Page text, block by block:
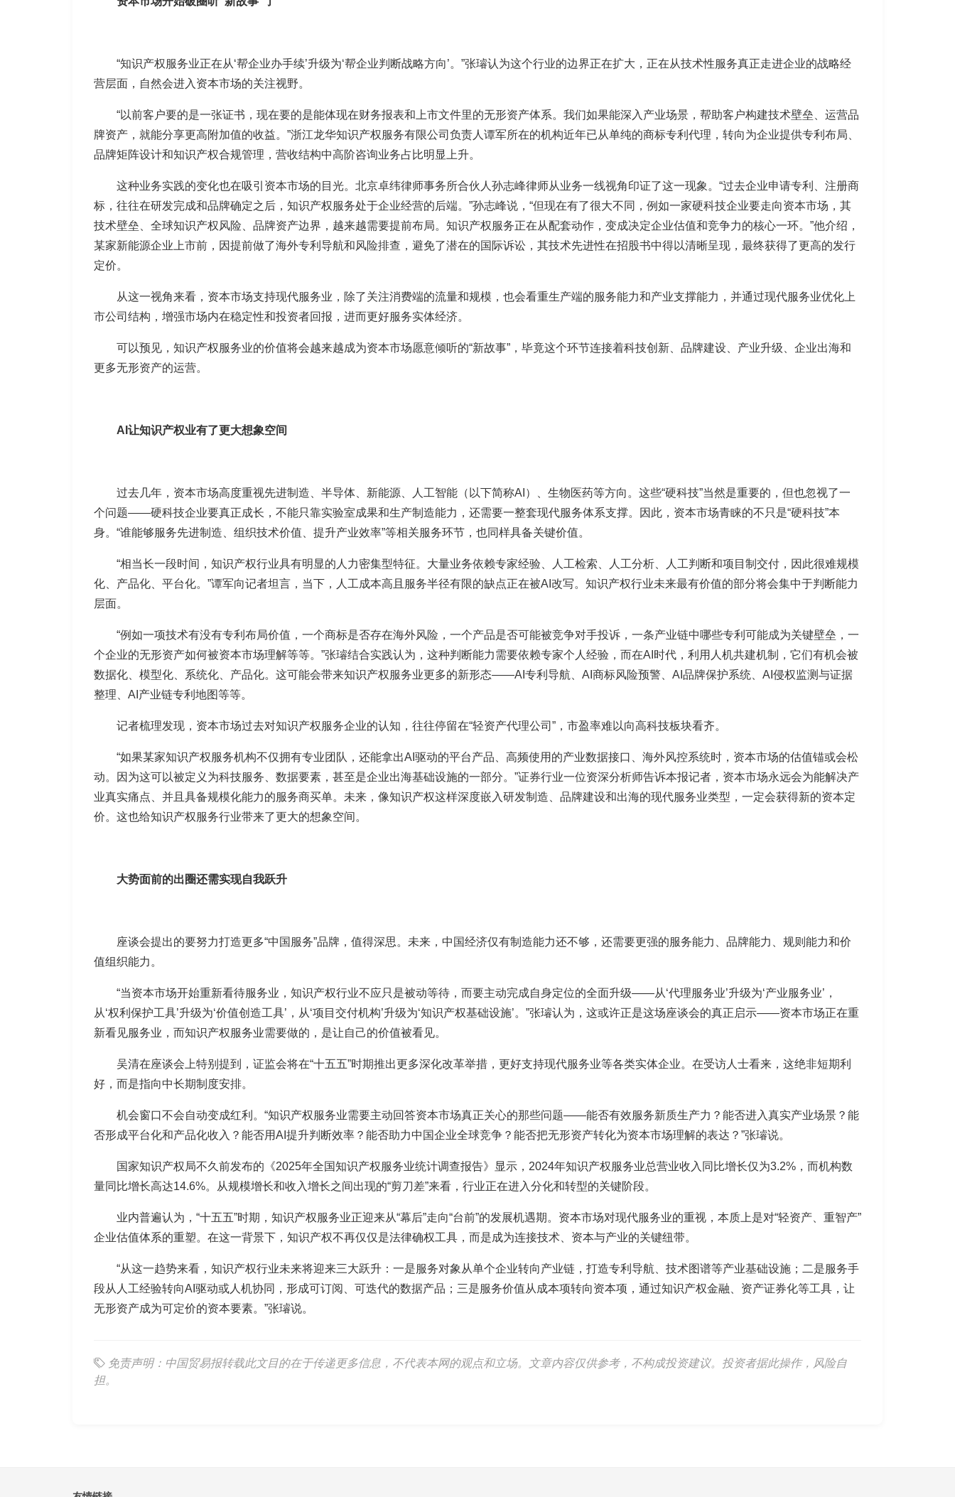
“知识产权服务业正在从‘帮企业办手续’升级为‘帮企业判断战略方向’。”张璿认为这个行业的边界正在扩大，正在从技术性服务真正走进企业的战略经
营层面，自然会进入资本市场的关注视野。
“以前客户要的是一张证书，现在要的是能体现在财务报表和上市文件里的无形资产体系。我们如果能深入产业场景，帮助客户构建技术壁垒、运营品
牌资产，就能分享更高附加值的收益。”浙江龙华知识产权服务有限公司负责人谭军所在的机构近年已从单纯的商标专利代理，转向为企业提供专利布局、
品牌矩阵设计和知识产权合规管理，营收结构中高阶咨询业务占比明显上升。
这种业务实践的变化也在吸引资本市场的目光。北京卓纬律师事务所合伙人孙志峰律师从业务一线视角印证了这一现象。“过去企业申请专利、注册商
标，往往在研发完成和品牌确定之后，知识产权服务处于企业经营的后端。”孙志峰说，“但现在有了很大不同，例如一家硬科技企业要走向资本市场，其
技术壁垒、全球知识产权风险、品牌资产边界，越来越需要提前布局。知识产权服务正在从配套动作，变成决定企业估值和竞争力的核心一环。”他介绍，
某家新能源企业上市前，因提前做了海外专利导航和风险排查，避免了潜在的国际诉讼，其技术先进性在招股书中得以清晰呈现，最终获得了更高的发行
定价。
从这一视角来看，资本市场支持现代服务业，除了关注消费端的流量和规模，也会看重生产端的服务能力和产业支撑能力，并通过现代服务业优化上
市公司结构，增强市场内在稳定性和投资者回报，进而更好服务实体经济。
可以预见，知识产权服务业的价值将会越来越成为资本市场愿意倾听的“新故事”，毕竟这个环节连接着科技创新、品牌建设、产业升级、企业出海和
更多无形资产的运营。
AI让知识产权业有了更大想象空间
过去几年，资本市场高度重视先进制造、半导体、新能源、人工智能（以下简称AI）、生物医药等方向。这些“硬科技”当然是重要的，但也忽视了一
个问题——硬科技企业要真正成长，不能只靠实验室成果和生产制造能力，还需要一整套现代服务体系支撑。因此，资本市场青睐的不只是“硬科技”本
身。“谁能够服务先进制造、组织技术价值、提升产业效率”等相关服务环节，也同样具备关键价值。
“相当长一段时间，知识产权行业具有明显的人力密集型特征。大量业务依赖专家经验、人工检索、人工分析、人工判断和项目制交付，因此很难规模
化、产品化、平台化。”谭军向记者坦言，当下，人工成本高且服务半径有限的缺点正在被AI改写。知识产权行业未来最有价值的部分将会集中于判断能力
层面。
“例如一项技术有没有专利布局价值，一个商标是否存在海外风险，一个产品是否可能被竞争对手投诉，一条产业链中哪些专利可能成为关键壁垒，一
个企业的无形资产如何被资本市场理解等等。”张璿结合实践认为，这种判断能力需要依赖专家个人经验，而在AI时代，利用人机共建机制，它们有机会被
数据化、模型化、系统化、产品化。这可能会带来知识产权服务业更多的新形态——AI专利导航、AI商标风险预警、AI品牌保护系统、AI侵权监测与证据
整理、AI产业链专利地图等等。
记者梳理发现，资本市场过去对知识产权服务企业的认知，往往停留在“轻资产代理公司”，市盈率难以向高科技板块看齐。
“如果某家知识产权服务机构不仅拥有专业团队，还能拿出AI驱动的平台产品、高频使用的产业数据接口、海外风控系统时，资本市场的估值锚或会松
动。因为这可以被定义为科技服务、数据要素，甚至是企业出海基础设施的一部分。”证券行业一位资深分析师告诉本报记者，资本市场永远会为能解决产
业真实痛点、并且具备规模化能力的服务商买单。未来，像知识产权这样深度嵌入研发制造、品牌建设和出海的现代服务业类型，一定会获得新的资本定
价。这也给知识产权服务行业带来了更大的想象空间。
大势面前的出圈还需实现自我跃升
座谈会提出的要努力打造更多“中国服务”品牌，值得深思。未来，中国经济仅有制造能力还不够，还需要更强的服务能力、品牌能力、规则能力和价
值组织能力。
“当资本市场开始重新看待服务业，知识产权行业不应只是被动等待，而要主动完成自身定位的全面升级——从‘代理服务业’升级为‘产业服务业’，
从‘权利保护工具’升级为‘价值创造工具’，从‘项目交付机构’升级为‘知识产权基础设施’。”张璿认为，这或许正是这场座谈会的真正启示——资本市场正在重
新看见服务业，而知识产权服务业需要做的，是让自己的价值被看见。
吴清在座谈会上特别提到，证监会将在“十五五”时期推出更多深化改革举措，更好支持现代服务业等各类实体企业。在受访人士看来，这绝非短期利
好，而是指向中长期制度安排。
机会窗口不会自动变成红利。“知识产权服务业需要主动回答资本市场真正关心的那些问题——能否有效服务新质生产力？能否进入真实产业场景？能
否形成平台化和产品化收入？能否用AI提升判断效率？能否助力中国企业全球竞争？能否把无形资产转化为资本市场理解的表达？”张璿说。
国家知识产权局不久前发布的《2025年全国知识产权服务业统计调查报告》显示，2024年知识产权服务业总营业收入同比增长仅为3.2%，而机构数
量同比增长高达14.6%。从规模增长和收入增长之间出现的“剪刀差”来看，行业正在进入分化和转型的关键阶段。
业内普遍认为，“十五五”时期，知识产权服务业正迎来从“幕后”走向“台前”的发展机遇期。资本市场对现代服务业的重视，本质上是对“轻资产、重智产”
企业估值体系的重塑。在这一背景下，知识产权不再仅仅是法律确权工具，而是成为连接技术、资本与产业的关键纽带。
“从这一趋势来看，知识产权行业未来将迎来三大跃升：一是服务对象从单个企业转向产业链，打造专利导航、技术图谱等产业基础设施；二是服务手
段从人工经验转向AI驱动或人机协同，形成可订阅、可迭代的数据产品；三是服务价值从成本项转向资本项，通过知识产权金融、资产证券化等工具，让
无形资产成为可定价的资本要素。”张璿说。
免责声明：中国贸易报转载此文目的在于传递更多信息，不代表本网的观点和立场。文章内容仅供参考，不构成投资建议。投资者据此操作，风险自
担。